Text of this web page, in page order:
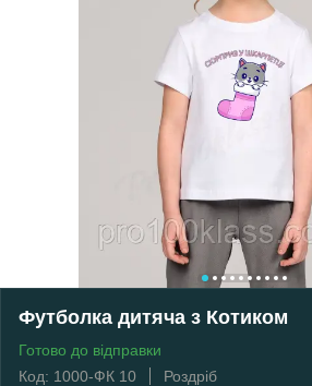
Футболка дитяча з Котиком
Готово до відправки
Код: 1000-ФК 10
Роздріб